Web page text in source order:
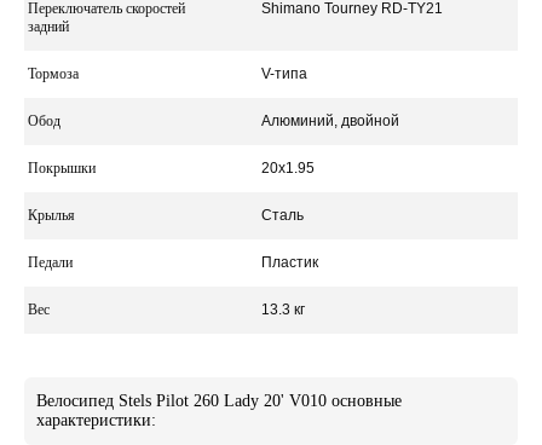
Переключатель скоростей
задний
Shimano Tourney RD-TY21
Тормоза V-типа
Обод Алюминий, двойной
Покрышки 20x1.95
Крылья Сталь
Педали Пластик
Вес 13.3 кг
Велосипед Stels Pilot 260 Lady 20' V010 основные
характеристики: